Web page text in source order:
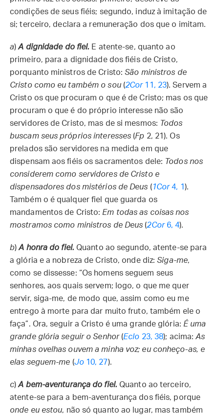
condições de seus fiéis; segundo, induz à imitação de
si; terceiro, declara a remuneração dos que o imitam.
a)A dignidade do fiel. E atente-se, quanto ao
primeiro, para a dignidade dos fiéis de Cristo,
porquanto ministros de Cristo:São ministros de
Cristo como eu também o sou(2Cor11, 23). Servem a
Cristo os que procuram o que é de Cristo; mas os que
procuram o que é do próprio interesse não são
servidores de Cristo, mas de si mesmos: Todos
buscam seus próprios interesses (Fp 2, 21). Os
prelados são servidores na medida em que
dispensam aos fiéis os sacramentos dele: Todos nos
considerem como servidores de Cristo e
dispensadores dos mistérios de Deus (1Cor4, 1 ).
Também o é qualquer fiel que guarda os
mandamentos de Cristo: Em todas as coisas nos
mostramos como ministros de Deus (2Cor6, 4).
b)A honra do fiel. Quanto ao segundo, atente-se para
a glória e a nobreza de Cristo, onde diz:Siga-me,
como se dissesse: “Os homens seguem seus
senhores, aos quais servem; logo, o que me quer
servir, siga-me, de modo que, assim como eu me
entrego à morte para dar muito fruto, também ele o
faça”. Ora, seguir a Cristo é uma grande glória: É uma
grande glória seguir o Senhor(Eclo 23, 38); acima: As
minhas ovelhas ouvem a minha voz; eu conheço-as, e
elas seguem-me (Jo10, 27).
c)A bem-aventurança do fiel. Quanto ao terceiro,
atente-se para a bem-aventurança dos fiéis, porque
onde eu estou, não só quanto ao lugar, mas também